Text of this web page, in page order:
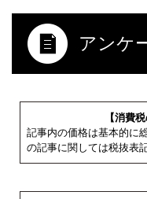
アンケ
【消費
記事内の価格は基本的に
の記事に関しては税抜表